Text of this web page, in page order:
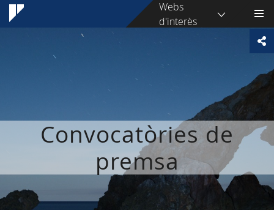
Webs
d'interès
Convocatòries de
premsa